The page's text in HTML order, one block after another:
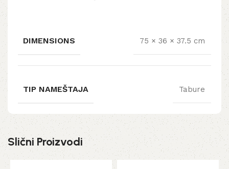
DIMENSIONS 75 × 36 × 37.5 cm
TIP NAMEŠTAJA Tabure
Slični Proizvodi